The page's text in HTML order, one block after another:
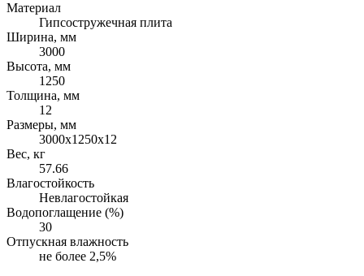
Материал
Гипсостружечная плита
Ширина, мм
3000
Высота, мм
1250
Толщина, мм
12
Размеры, мм
3000х1250х12
Вес, кг
57.66
Влагостойкость
Невлагостойкая
Водопоглащение (%)
30
Отпускная влажность
не более 2,5%